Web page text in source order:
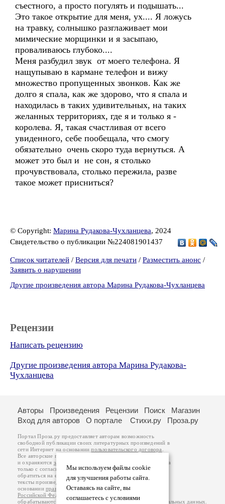
съестного, а просто погулять и подышать...
Это такое открытие для меня, ух.... Я ложусь
на травку, солнышко разглаживает мои
мимические морщинки и я засыпаю,
проваливаюсь глубоко....
Меня разбудил звук от моего телефона. Я
нащупываю в кармане телефон и вижу
множество пропущенных звонков. Как же
долго я спала, как же здорово, что я спала и
находилась в таких удивительных, на таких
желанных территориях, где я и только я -
королева. Я, такая счастливая от всего
увиденного, себе пообещала, что смогу
обязательно очень скоро туда вернуться. А
может это был и не сон, я столько
прочувствовала, столько пережила, разве
такое может присниться?
© Copyright: Марина Рудакова-Чухланцева, 2024
Свидетельство о публикации №224081901437
Список читателей / Версия для печати / Разместить анонс /
Заявить о нарушении
Другие произведения автора Марина Рудакова-Чухланцева
Рецензии
Написать рецензию
Другие произведения автора Марина Рудакова-
Чухланцева
Мы используем файлы cookie
для улучшения работы сайта.
Оставаясь на сайте, вы
соглашаетесь с условиями
Авторы Произведения Рецензии Поиск
Магазин
Вход для авторов
О портале Стихи.ру Проза.ру
Портал Проза.ру предоставляет авторам возможность
свободной публикации своих литературных произведений в
сети Интернет на основаниипользовательского договора
Все авторские права на произведения принадлежат авторам
и охраняются законом
. Перепечатка произведений возможна
только с согласия его автора, к которому вы можете
обратиться на его авторской странице. Ответственность за
тексты произведений авторы несут самостоятельно на
основанииправил публикацииизаконодательства
Российской Федерации
обрабатываются на основанииПолитики обработки персональных данных